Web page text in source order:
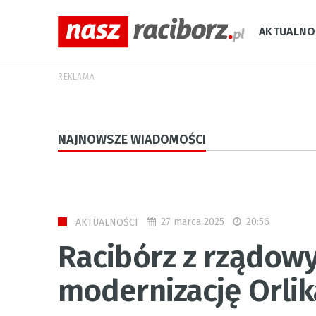
REKLAMA
NAJNOWSZE WIADOMOŚCI
AKTUALNOŚCI 27 marca 2025 20:56
Racibórz z
modernizację